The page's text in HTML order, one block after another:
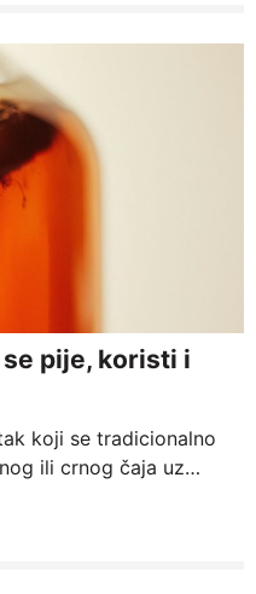
se pije, koristi i
koji se tradicionalno
ili crnog čaja uz…